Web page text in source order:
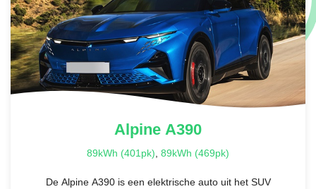
AlpineA390
89kWh (401pk) 89kWh (469pk)
De Alpine A390 is een elektrische auto uit het SUV